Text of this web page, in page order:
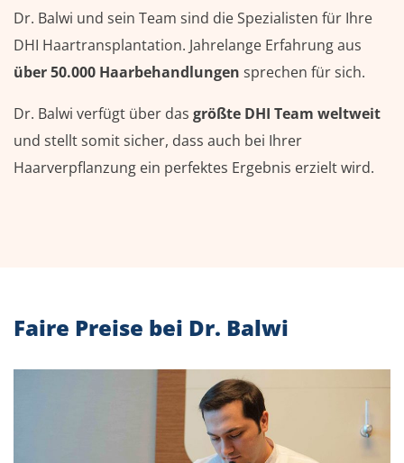
Dr. Balwi und sein Team sind die Spezialisten für Ihre
DHI Haartransplantation. Jahrelange Erfahrung aus
über 50.000 Haarbehandlungen sprechen für sich.
Dr. Balwi verfügt über das größte DHI Team weltweit
und stellt somit sicher, dass auch bei Ihrer
Haarverpflanzung ein perfektes Ergebnis erzielt wird.
Faire Preise bei Dr. Balwi